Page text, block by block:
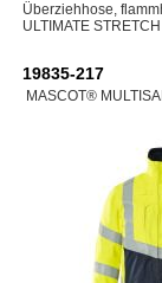
Überziehhose,
ULTIMATE STRETCH
19835-217
MASCOT®